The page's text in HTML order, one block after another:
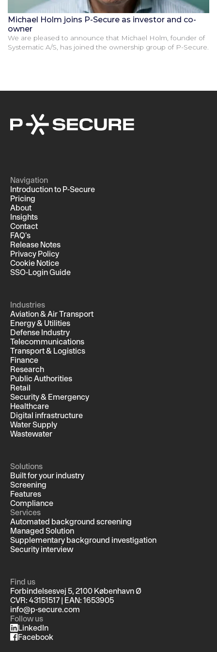
Michael Holm joins P-Secure as investor and co-
owner
We are pleased to announce that Michael Holm, founder of
Systematic A/S, has joined the ownership group of P-Secure.
Navigation
Introduction to P-Secure
Pricing
About
Insights
Contact
FAQ's
Release Notes
Privacy Policy
Cookie Notice
SSO-Login Guide
Industries
Aviation & Air Transport
Energy & Utilities
Defense Industry
Telecommunications
Transport & Logistics
Finance
Research
Public Authorities
Retail
Security & Emergency
Healthcare
Digital infrastructure
Water Supply
Wastewater
Solutions
Built for your industry
Screening
Features
Compliance
Services
Automated background screening
Managed Solution
Supplementary background investigation
Security interview
Find us
Forbindelsesvej 5, 2100 København Ø
CVR: 43151517 | EAN: 1653905
info@p-secure.com
Follow us
LinkedIn
Facebook